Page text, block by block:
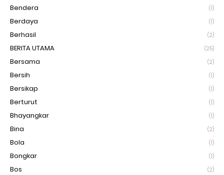
Bendera (1)
Berdaya (1)
Berhasil (2)
BERITA UTAMA (25)
Bersama (2)
Bersih (1)
Bersikap (1)
Berturut (1)
Bhayangkar (1)
Bina (2)
Bola (1)
Bongkar (1)
Bos (2)